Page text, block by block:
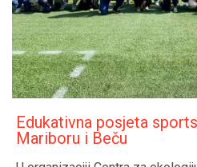
Edukativna posjeta
Mariboru i Beču